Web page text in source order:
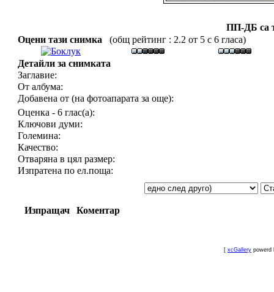
ПП-ДБ са
Оцени тази снимка
(общ рейтинг : 2.2 от 5 с 6 гласа)
Детайли за снимката
Заглавие:
От албума:
Добавена от (на фотоапарата за още):
Оценка - 6 глас(а):
Ключови думи:
Големина:
Качество:
Отваряна в цял размер:
Изпратена по ел.поща:
Изпращач Коментар
[ xcGallery